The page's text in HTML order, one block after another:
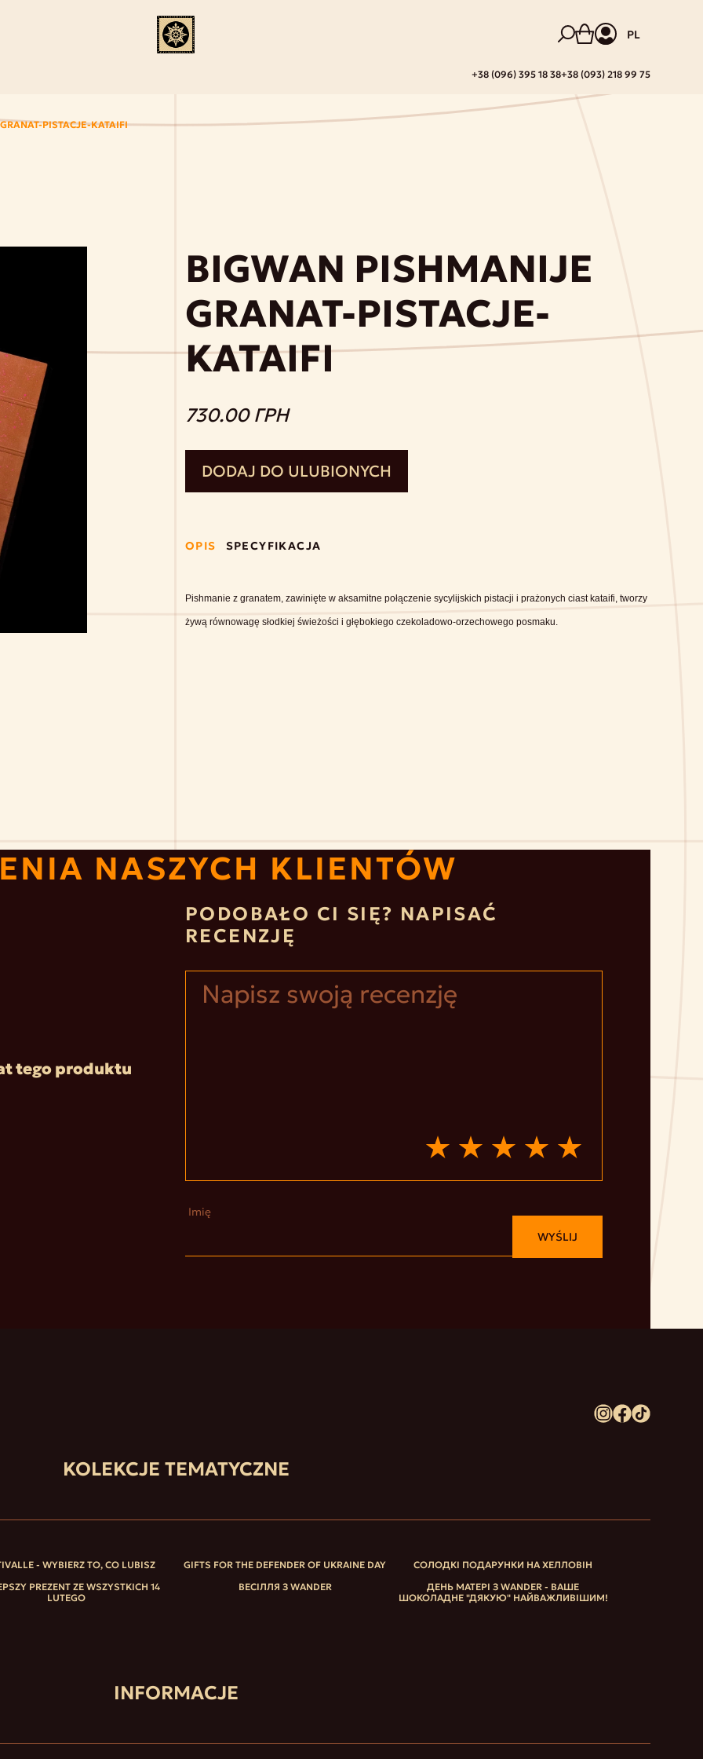
PL
+38 (096) 395 18 38+38 (093) 218 99 75
PISTACJE-KATAIFI
BIGWAN PISHMANIJE
GRANAT-PISTACJE-
KATAIFI
730.00 ГРН
DODAJ DO ULUBIONYCH
OPIS SPECYFIKACJA
Pishmanie z granatem, zawinięte w aksamitne połączenie sycylijskich pistacji i prażonych ciast kataifi, tworzy
żywą równowagę słodkiej świeżości i głębokiego czekoladowo-orzechowego posmaku.
NASZYCH KLIENTÓW
tego produktu
PODOBAŁO CI SIĘ? NAPISAĆ
RECENZJĘ
Imię
WYŚLIJ
KOLEKCJE TEMATYCZNE
- WYBIERZ TO, CO LUBISZ GIFTS FOR THE DEFENDER OF UKRAINE DAY
СОЛОДКІ ПОДАРУНКИ НА ХЕЛЛОВІН
PREZENT ZE WSZYSTKICH 14
LUTEGO
ВЕСІЛЛЯ З WANDER
ДЕНЬ МАТЕРІ З WANDER - ВАШЕ
ШОКОЛАДНЕ "ДЯКУЮ" НАЙВАЖЛИВІШИМ!
INFORMACJE